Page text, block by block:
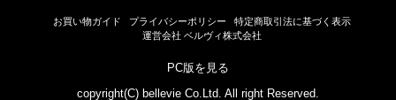
お買い物ガイド プライバシーポリシー
特定商取引法に基づく表示
運営会社 ベルヴィ株式会社
PC版を見る
copyright(C) bellevie Co.Ltd. All right Reserved.